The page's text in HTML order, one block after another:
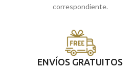
correspondiente.
ENVÍOS GRATUITOS